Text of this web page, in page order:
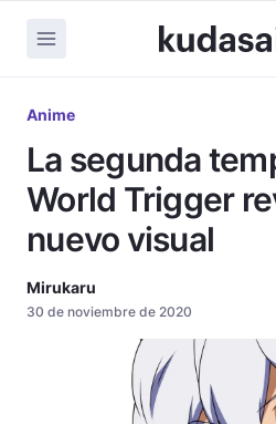
Anime
La segunda
World Trigger
nuevo visual
Mirukaru
30 de noviembre de 2020